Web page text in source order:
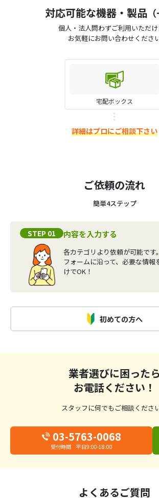
対応可能な機器・製品
個人・法人問わずご利用いただ
お気軽にお問い合わせくださ
宅配ボックス
詳細はプロにご相談下さい
ご依頼の流れ
簡単4ステップ
STEP 01 内容を入力する
各カテゴリより依頼が可能です。
フォームに沿って、必要な情報
けでOK！
初めての方へ
業者選びに困ったら
お電話ください！
スタッフに何でもご相談くださ
03-5763-0068
受付時間 平日9:00-18:00
よくあるご質問